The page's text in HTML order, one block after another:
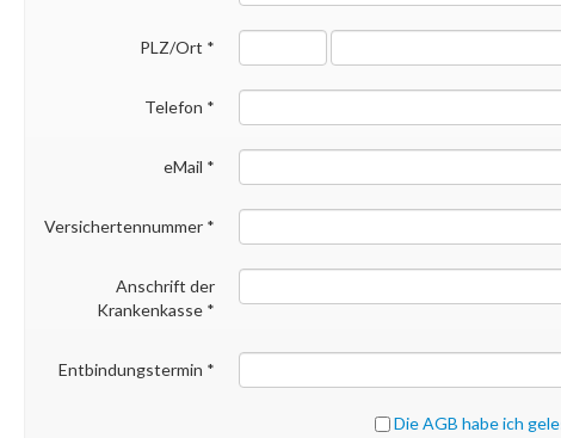
PLZ/Ort *
Telefon *
eMail *
Versichertennummer *
Anschrift der
Krankenkasse *
Entbindungstermin *
Die AGB habe ich